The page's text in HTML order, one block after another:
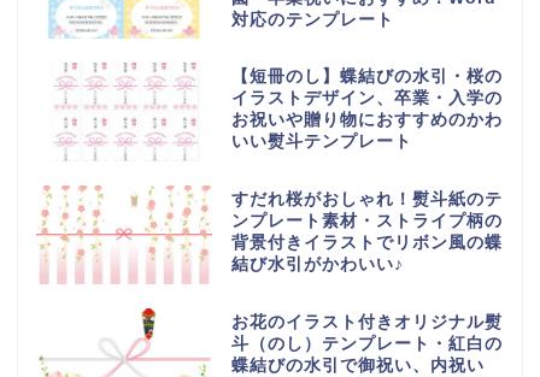
対応のテンプレート
【短冊のし】蝶結びの水引・桜の
イラストデザイン、卒業・入学の
お祝いや贈り物におすすめのかわ
いい熨斗テンプレート
すだれ桜がおしゃれ！熨斗紙のテ
ンプレート素材・ストライプ柄の
背景付きイラストでリボン風の蝶
結び水引がかわいい♪
お花のイラスト付きオリジナル熨
斗（のし）テンプレート・紅白の
蝶結びの水引で御祝い、内祝い